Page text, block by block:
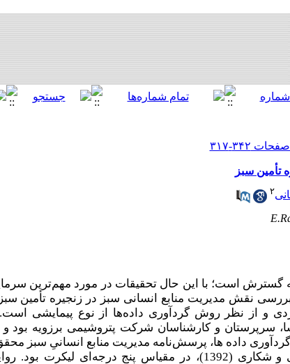
تأمین سبز
۲
گسترش است؛ با این حال تحقیقات در مورد مهم‌ترین
بررسی نقش مدیریت منابع انسانی سبز در زنجیره تأمین
و از نظر روش گردآوری داده‌ها از نوع پیمایشی
از مدیران، رؤسا، سرپرستان و کارشناسان شرکت پتروشیمی برزویه
شد. ابزار گردآوری داده­ ها، پرسش‌نامه مدیریت منابع انسانیِ
سبز برگرفته از پژوهش احمدی، افشاری و شکاری (1392)، در مقیاس پنج